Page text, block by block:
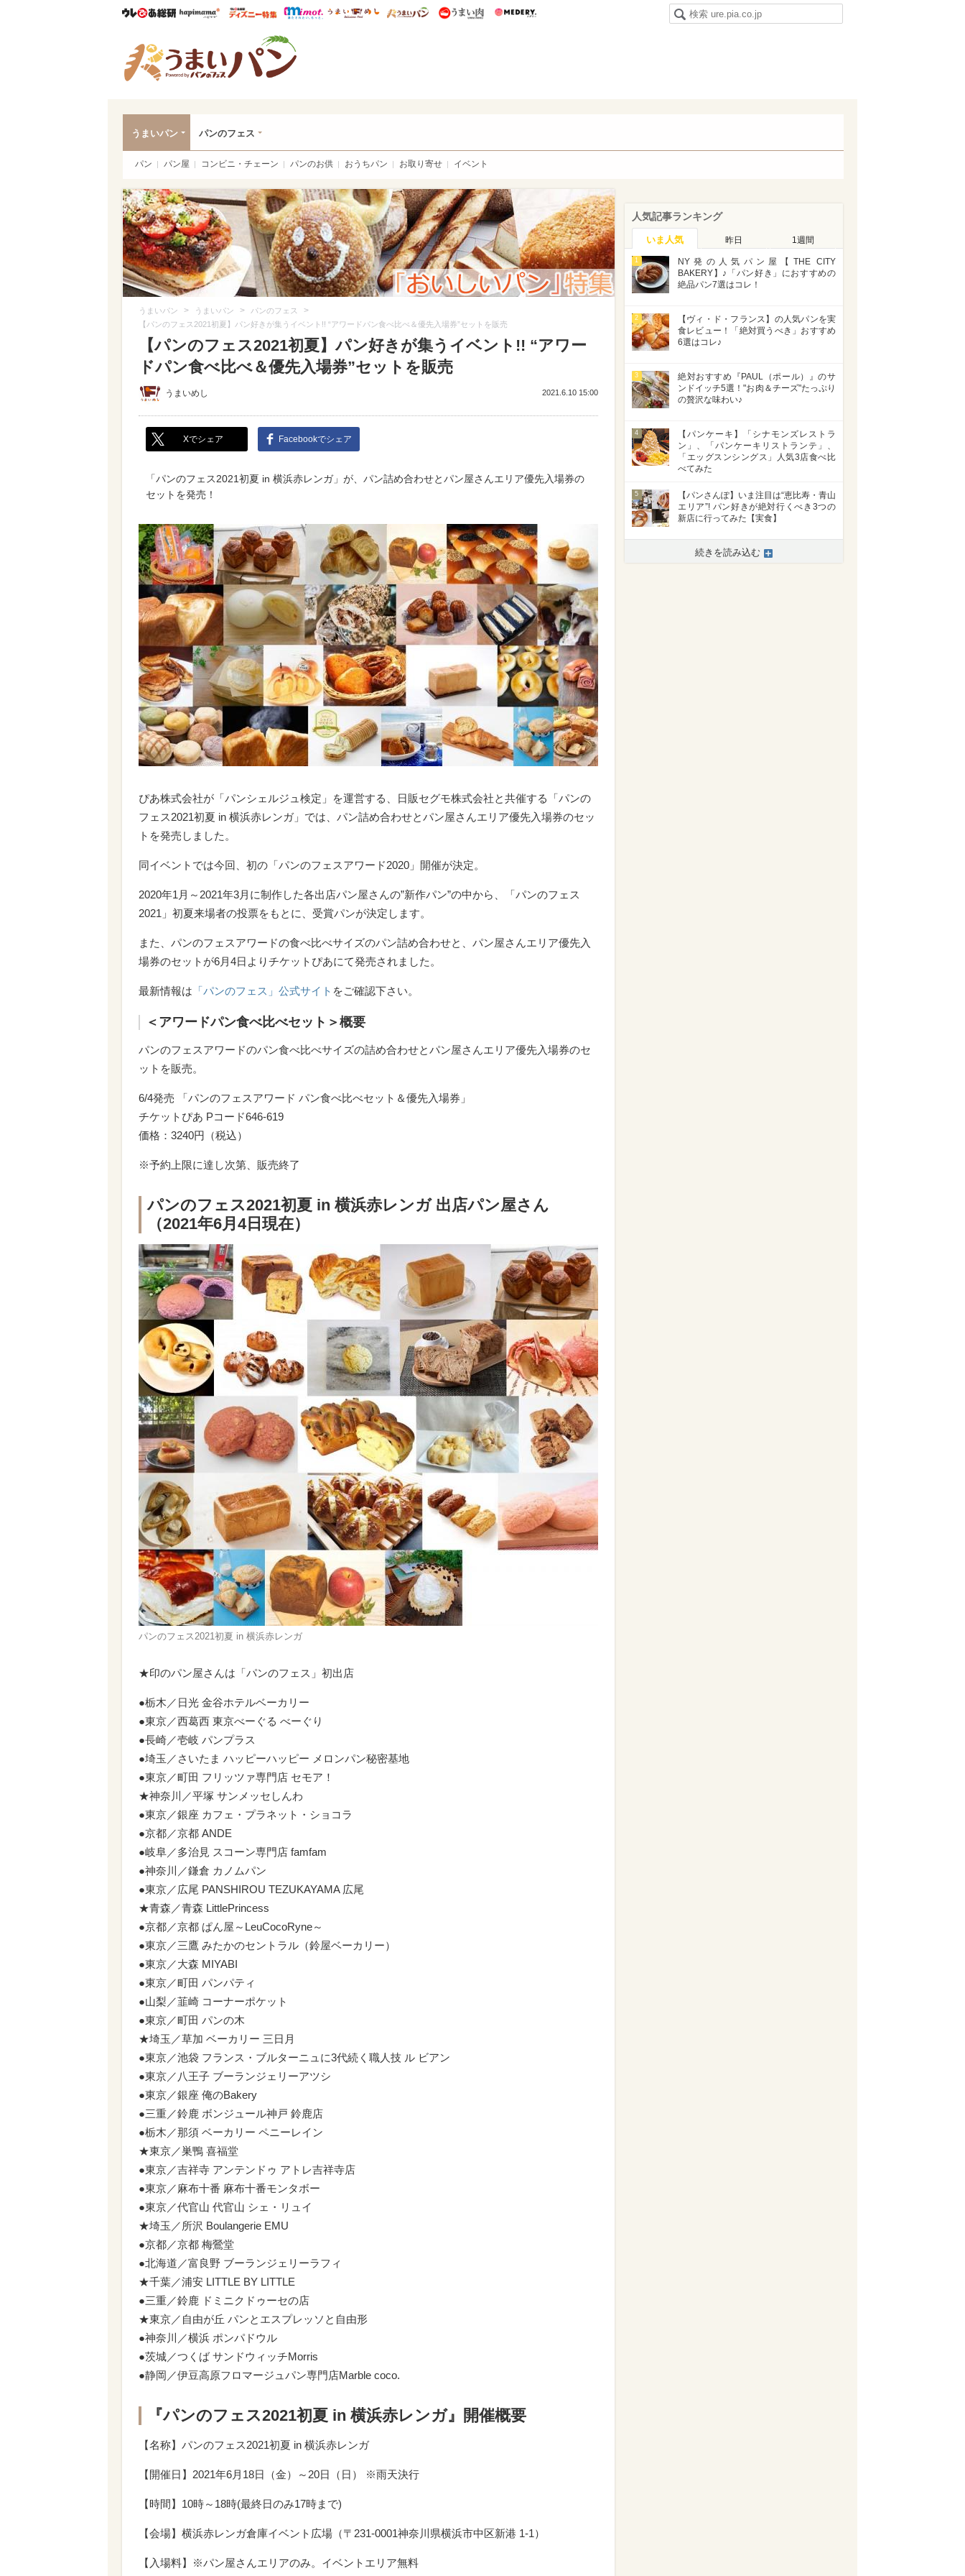
ウレぴあ総研ハピママ* ウレぴあ総研 ディズニー特集
mimot. うまいめし うまいパン うまい肉
うまいパン パンのフェス
パン パン屋 コンビニ・チェーン パンのお供 おうちパン お取り寄せ イベント
うまいパン > うまいパン > パンのフェス >
【パンのフェス2021初夏】パン好きが集うイベント!! “アワードパン食べ比べ＆優先入場券”セットを販売
【パンのフェス2021初夏】パン好きが集うイベント!! “アワー
ドパン食べ比べ＆優先入場券”セットを販売
うまいめし 2021.6.10 15:00
Xでシェア Facebookでシェア
「パンのフェス2021初夏 in 横浜赤レンガ」が、パン詰め合わせとパン屋さんエリア優先入場券の
セットを発売！
ぴあ株式会社が「パンシェルジュ検定」を運営する、日販セグモ株式会社と共催する「パンの
フェス2021初夏 in 横浜赤レンガ」では、パン詰め合わせとパン屋さんエリア優先入場券のセッ
トを発売しました。
同イベントでは今回、初の「パンのフェスアワード2020」開催が決定。
2020年1月～2021年3月に制作した各出店パン屋さんの”新作パン”の中から、「パンのフェス
2021」初夏来場者の投票をもとに、受賞パンが決定します。
また、パンのフェスアワードの食べ比べサイズのパン詰め合わせと、パン屋さんエリア優先入
場券のセットが6月4日よりチケットぴあにて発売されました。
最新情報は 「パンのフェス」公式サイト をご確認下さい。
＜アワードパン食べ比べセット＞概要
パンのフェスアワードのパン食べ比べサイズの詰め合わせとパン屋さんエリア優先入場券のセ
ットを販売。
6/4発売 「パンのフェスアワード パン食べ比べセット＆優先入場券」
チケットぴあ Pコード646-619
価格：3240円（税込）
※予約上限に達し次第、販売終了
パンのフェス2021初夏 in 横浜赤レンガ 出店パン屋さん
（2021年6月4日現在）
パンのフェス2021初夏 in 横浜赤レンガ
★印のパン屋さんは「パンのフェス」初出店
●栃木／日光 金谷ホテルベーカリー
●東京／西葛西 東京べーぐる べーぐり
●長崎／壱岐 パンプラス
●埼玉／さいたま ハッピーハッピー メロンパン秘密基地
●東京／町田 フリッツァ専門店 セモア！
★神奈川／平塚 サンメッセしんわ
●東京／銀座 カフェ・プラネット・ショコラ
●京都／京都 ANDE
●岐阜／多治見 スコーン専門店 famfam
●神奈川／鎌倉 カノムパン
●東京／広尾 PANSHIROU TEZUKAYAMA 広尾
★青森／青森 LittlePrincess
●京都／京都 ぱん屋～LeuCocoRyne～
●東京／三鷹 みたかのセントラル（鈴屋ベーカリー）
●東京／大森 MIYABI
●東京／町田 パンパティ
●山梨／韮崎 コーナーポケット
●東京／町田 パンの木
★埼玉／草加 ベーカリー 三日月
●東京／池袋 フランス・ブルターニュに3代続く職人技 ル ビアン
●東京／八王子 ブーランジェリーアツシ
●東京／銀座 俺のBakery
●三重／鈴鹿 ボンジュール神戸 鈴鹿店
●栃木／那須 ベーカリー ペニーレイン
★東京／巣鴨 喜福堂
●東京／吉祥寺 アンテンドゥ アトレ吉祥寺店
●東京／麻布十番 麻布十番モンタボー
●東京／代官山 代官山 シェ・リュイ
★埼玉／所沢 Boulangerie EMU
●京都／京都 梅鶯堂
●北海道／富良野 ブーランジェリーラフィ
★千葉／浦安 LITTLE BY LITTLE
●三重／鈴鹿 ドミニクドゥーセの店
★東京／自由が丘 パンとエスプレッソと自由形
●神奈川／横浜 ポンパドウル
●茨城／つくば サンドウィッチMorris
●静岡／伊豆高原フロマージュパン専門店Marble coco.
『パンのフェス2021初夏 in 横浜赤レンガ』開催概要
【名称】パンのフェス2021初夏 in 横浜赤レンガ
【開催日】2021年6月18日（金）～20日（日） ※雨天決行
【時間】10時～18時(最終日のみ17時まで)
【会場】横浜赤レンガ倉庫イベント広場（〒231-0001神奈川県横浜市中区新港 1-1）
【入場料】※パン屋さんエリアのみ。イベントエリア無料
人気記事ランキング
いま人気 昨日 1週間
1
NY発の人気パン屋【THE CITY
BAKERY】♪「パン好き」におすすめの
絶品パン7選はコレ！
2
【ヴィ・ド・フランス】の人気パンを実
食レビュー！「絶対買うべき」おすすめ
6選はコレ♪
3
絶対おすすめ『PAUL（ポール）』のサ
ンドイッチ5選！"お肉＆チーズ"たっぷり
の贅沢な味わい♪
4
【パンケーキ】「シナモンズレストラ
ン」、「パンケーキリストランテ」、
「エッグスンシングス」人気3店食べ比
べてみた
5
【パンさんぽ】いま注目は“恵比寿・青山
エリア”! パン好きが絶対行くべき3つの
新店に行ってみた【実食】
続きを読み込む